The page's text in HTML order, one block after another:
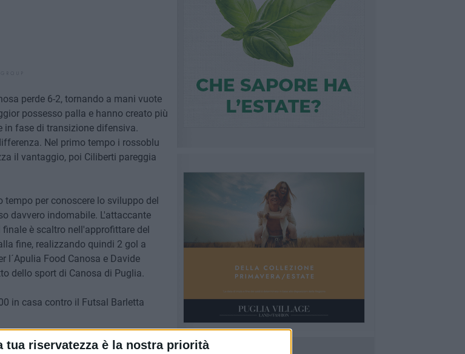
tua riservatezza è la nostra priorità
perde 6-2, tornando a mani vuote
possesso palla e hanno creato più
in fase di transizione difensiva.
Nel primo tempo i rossoblu
il vantaggio, poi Ciliberti pareggia
per conoscere lo sviluppo del
davvero indomabile. L'attaccante
è scaltro nell'approfittare del
fine, realizzando quindi 2 gol a
l´Apulia Food Canosa e Davide
dello sport di Canosa di Puglia.
in casa contro il Futsal Barletta